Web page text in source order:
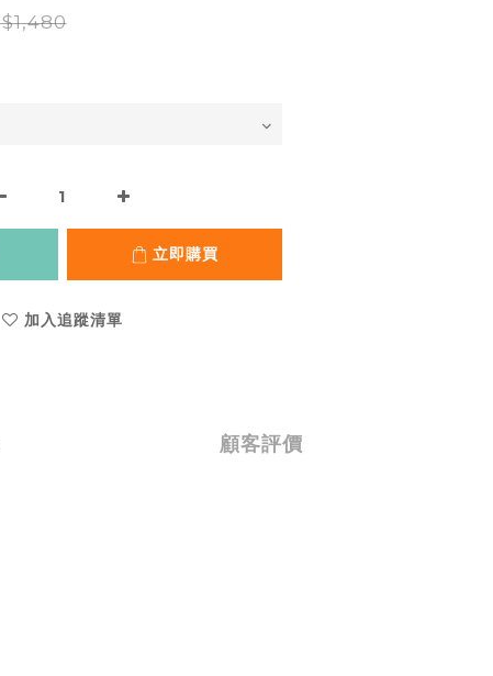
立即購買
加入追蹤清單
顧客評價